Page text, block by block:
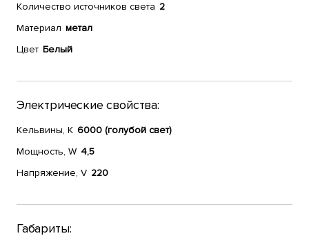
Количество источников света 2
Материал метал
Цвет Белый
Электрические свойства:
Кельвины, К 6000 (голубой свет)
Мощность, W 4,5
Напряжение, V 220
Габариты: